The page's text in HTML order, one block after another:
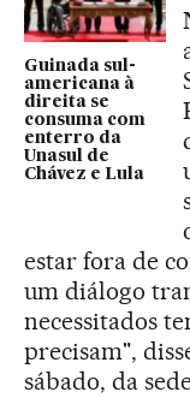
Guinada sul-
americana à
direita se
consuma com
enterro da
Unasul de
Chávez e Lula
estar fora de
um diálogo
necessitados
precisam",
sábado, da